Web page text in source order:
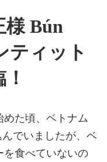
Bún
ティット
た頃、ベトナム
でいましたが、ベ
を食べていないの